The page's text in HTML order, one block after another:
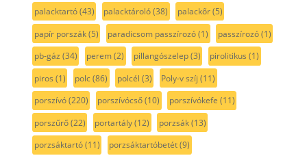
palacktartó(43) palacktároló(38) palackőr(5)
papír porszák(5) paradicsom passzírozó(1) passzírozó(1)
pb-gáz (34) perem(2) pillangószelep(3) pirolitikus (1)
piros (1) polc(86) polcél (3) Poly-v szíj (11)
porszívó(220) porszívócső(10) porszívókefe (11)
porszűrő(22) portartály(12) porzsák(13)
porzsáktartó(11) porzsáktartóbetét(9)